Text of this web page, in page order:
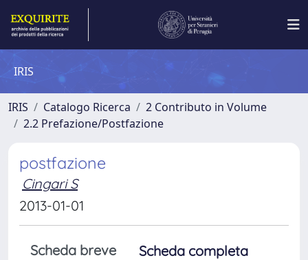
IRIS
IRIS Catalogo Ricerca
2 Contributo in Volume
2.2 Prefazione/Postfazione
postfazione
Cingari S
2013-01-01
Scheda breve
Scheda completa